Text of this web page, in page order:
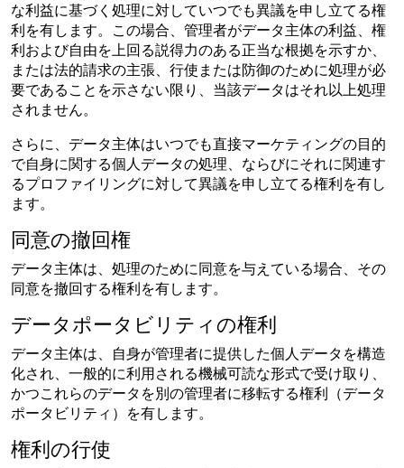
な利益に基づく処理に対していつでも異議を申し立てる権
利を有します。この場合、管理者がデータ主体の利益、権
利および自由を上回る説得力のある正当な根拠を示すか、
または法的請求の主張、行使または防御のために処理が必
要であることを示さない限り、当該データはそれ以上処理
されません。
さらに、データ主体はいつでも直接マーケティングの目的
で自身に関する個人データの処理、ならびにそれに関連す
るプロファイリングに対して異議を申し立てる権利を有し
ます。
同意の撤回権
データ主体は、処理のために同意を与えている場合、その
同意を撤回する権利を有します。
データポータビリティの権利
データ主体は、自身が管理者に提供した個人データを構造
化され、一般的に利用される機械可読な形式で受け取り、
かつこれらのデータを別の管理者に移転する権利（データ
ポータビリティ）を有します。
権利の行使